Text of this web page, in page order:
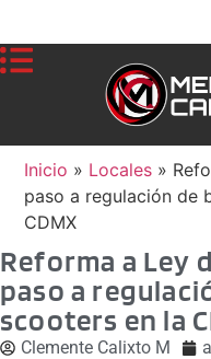
Inicio » Locales »
paso a regulación de
CDMX
Reforma a Ley
paso a
scooters en la
Clemente Calixto M